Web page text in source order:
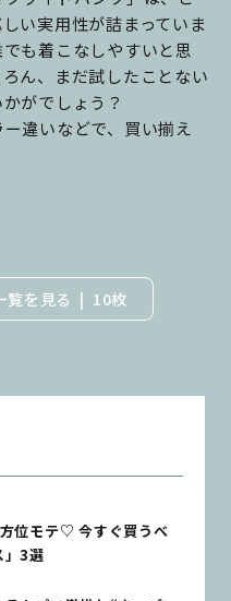
い実用性が詰まっていま
も着こなしやすいと思
ん、まだ試したことない
がでしょう？
違いなどで、買い揃え
覧を見る 10枚
位モテ♡ 今すぐ買うべ
」3選